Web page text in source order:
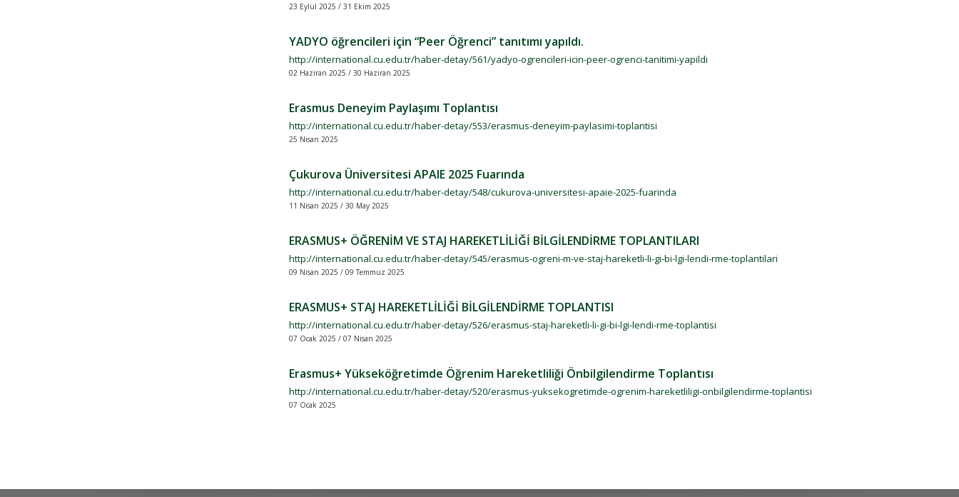
23 Eylül 2025 / 31 Ekim 2025
YADYO öğrencileri için “Peer Öğrenci” tanıtımı yapıldı.
http://international.cu.edu.tr/haber-detay/561/yadyo-ogrencileri-icin-peer-ogrenci-tanitimi-yapildi
02 Haziran 2025 / 30 Haziran 2025
Erasmus Deneyim Paylaşımı Toplantısı
http://international.cu.edu.tr/haber-detay/553/erasmus-deneyim-paylasimi-toplantisi
25 Nisan 2025
Çukurova Üniversitesi APAIE 2025 Fuarında
http://international.cu.edu.tr/haber-detay/548/cukurova-universitesi-apaie-2025-fuarinda
11 Nisan 2025 / 30 May 2025
ERASMUS+ ÖĞRENİM VE STAJ HAREKETLİLİĞİ BİLGİLENDİRME TOPLANTILARI
http://international.cu.edu.tr/haber-detay/545/erasmus-ogreni-m-ve-staj-hareketli-li-gi-bi-lgi-lendi-rme-toplantilari
09 Nisan 2025 / 09 Temmuz 2025
ERASMUS+ STAJ HAREKETLİLİĞİ BİLGİLENDİRME TOPLANTISI
http://international.cu.edu.tr/haber-detay/526/erasmus-staj-hareketli-li-gi-bi-lgi-lendi-rme-toplantisi
07 Ocak 2025 / 07 Nisan 2025
Erasmus+ Yükseköğretimde Öğrenim Hareketliliği Önbilgilendirme Toplantısı
http://international.cu.edu.tr/haber-detay/520/erasmus-yuksekogretimde-ogrenim-hareketliligi-onbilgilendirme-toplantisi
07 Ocak 2025